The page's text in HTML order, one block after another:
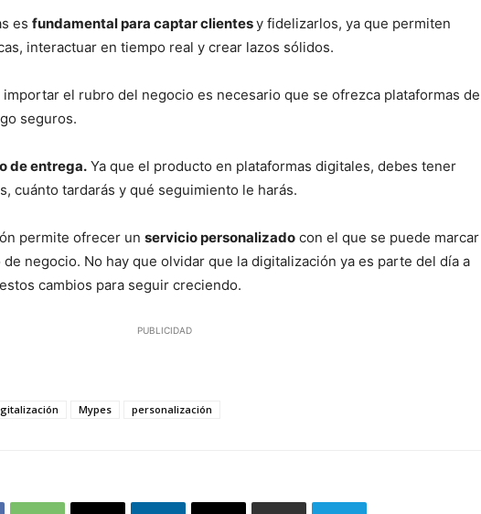
es fundamental para captar clientesy fidelizarlos, ya que permiten
interactuar en tiempo real y crear lazos sólidos.
importar el rubro del negocio es necesario que se ofrezca plataformas de
seguros.
de entrega. Ya que el producto en plataformas digitales, debes tener
cuánto tardarás y qué seguimiento le harás.
permite ofrecer un servicio personalizado con el que se puede marcar
negocio. No hay que olvidar que la digitalización ya es parte del día a
cambios para seguir creciendo.
PUBLICIDAD
Mypes personalización